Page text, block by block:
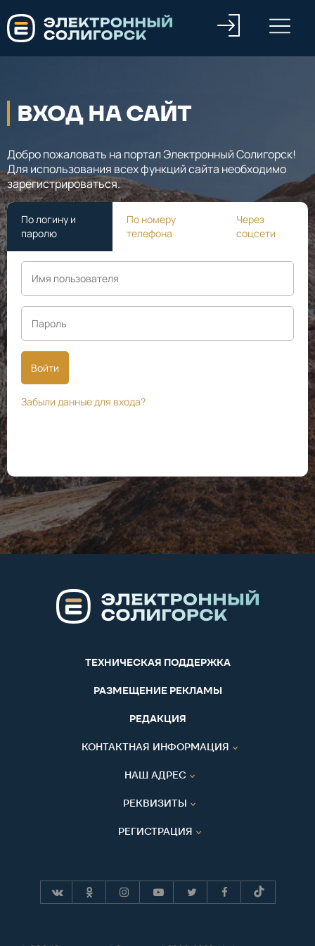
ВХОД НА САЙТ
Добро пожаловать на портал Электронный Солигорск!
Для использования всех функций сайта необходимо
зарегистрироваться.
По логину и
паролю
По номеру
телефона
Через
соцсети
Войти
Забыли данные для входа?
ТЕХНИЧЕСКАЯ ПОДДЕРЖКА
РАЗМЕЩЕНИЕ РЕКЛАМЫ
РЕДАКЦИЯ
КОНТАКТНАЯ ИНФОРМАЦИЯ
НАШ АДРЕС
РЕКВИЗИТЫ
РЕГИСТРАЦИЯ